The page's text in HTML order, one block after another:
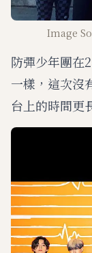
Image
防彈少年團在
一樣，這次沒
台上的時間更